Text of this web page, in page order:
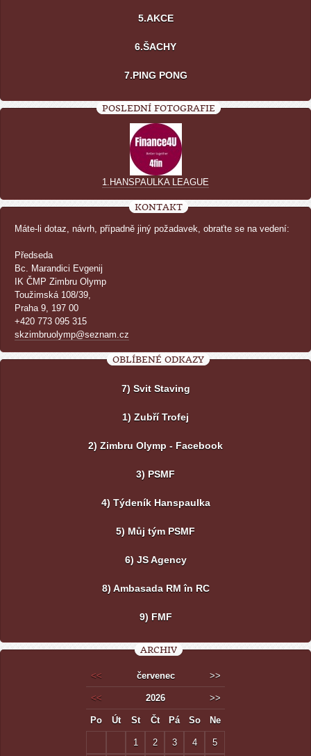
5.AKCE
6.ŠACHY
7.PING PONG
POSLEDNÍ FOTOGRAFIE
1.HANSPAULKA LEAGUE
KONTAKT
Máte-li dotaz, návrh, případně jiný požadavek, obraťte se na vedení:
Předseda
Bc. Marandici Evgenij
IK ČMP Zimbru Olymp
Toužimská 108/39,
Praha 9, 197 00
+420 773 095 315
skzimbruolymp@seznam.cz
OBLÍBENÉ ODKAZY
7) Svit Staving
1) Zubří Trofej
2) Zimbru Olymp - Facebook
3) PSMF
4) Týdeník Hanspaulka
5) Můj tým PSMF
6) JS Agency
8) Ambasada RM în RC
9) FMF
ARCHIV
<< červenec >>
<< 2026 >>
Po Út St Čt Pá So Ne
1 2 3 4 5